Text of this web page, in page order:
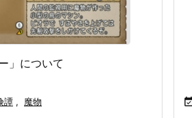
」について
譚 , 魔物